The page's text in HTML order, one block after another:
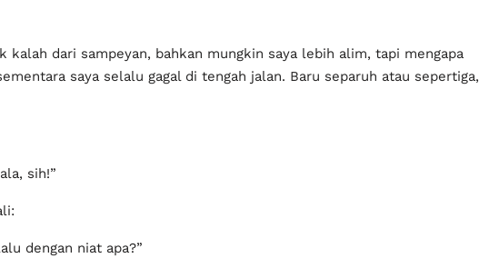
kalah dari sampeyan, bahkan mungkin saya lebih alim, tapi mengapa
saya selalu gagal di tengah jalan. Baru separuh atau sepertiga,
sih!”
dengan niat apa?”